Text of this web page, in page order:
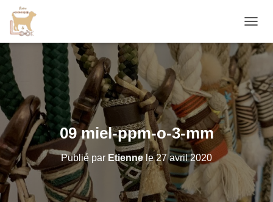
É
P
E
R
L
A
N
I
G
A
09 miel-ppm-o-3-mm
Publié par Etiennele27 avril 2020